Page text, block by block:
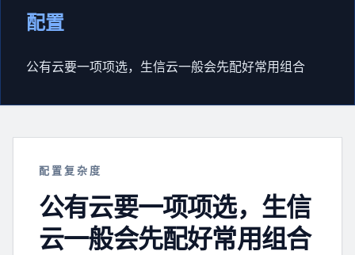
配置
公有云要一项项选，生信云一般会先配好常用组合
配置复杂度
公有云要一项项选，生信
云一般会先配好常用组合